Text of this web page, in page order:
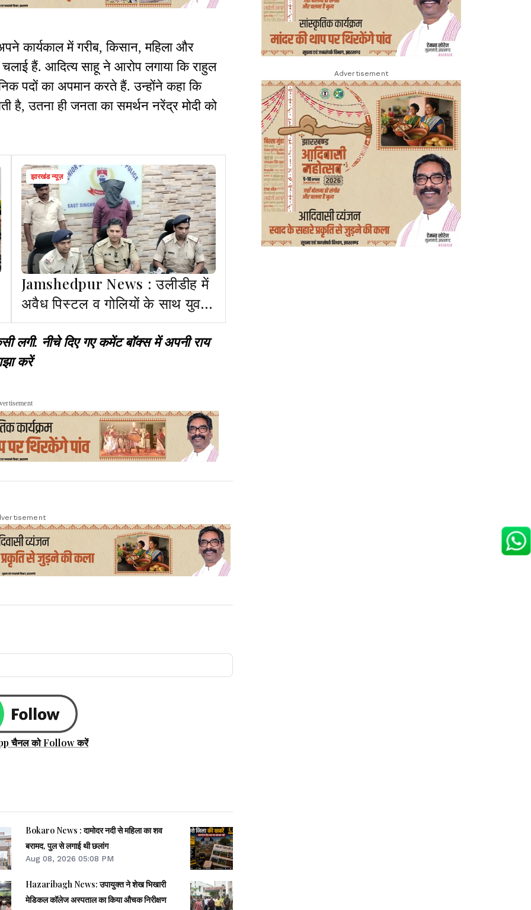
कार्यकाल में गरीब, किसान, महिला और
हैं. आदित्य साहू ने आरोप लगाया कि राहुल
पदों का अपमान करते हैं. उन्होंने कहा कि
है, उतना ही जनता का समर्थन नरेंद्र मोदी को
झारखंड न्यूज़
Jamshedpur News : उलीडीह में
अवैध पिस्टल व गोलियों के साथ युवक
गिरफ्तार
नीचे दिए गए कमेंट बॉक्स में अपनी राय
करें
चैनल को Follow करें
Bokaro News : दामोदर नदी से महिला का शव
बरामद, पुल से लगाई थी छलांग
Aug 08, 2026 05:08 PM
Hazaribagh News: उपायुक्त ने शेख भिखारी
मेडिकल कॉलेज अस्पताल का किया औचक निरीक्षण
Advertisement